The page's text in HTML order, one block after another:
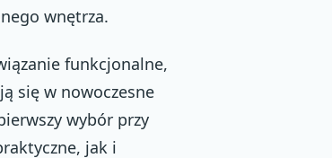
wnętrza.
funkcjonalne,
się w nowoczesne
wybór przy
jak i